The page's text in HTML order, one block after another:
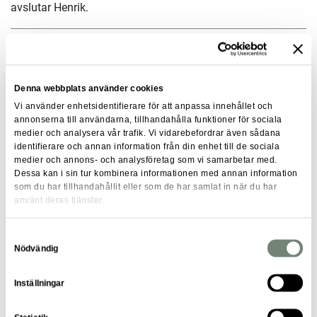
Denna webbplats använder cookies
Vi använder enhetsidentifierare för att anpassa innehållet och
annonserna till användarna, tillhandahålla funktioner för sociala
medier och analysera vår trafik. Vi vidarebefordrar även sådana
identifierare och annan information från din enhet till de sociala
medier och annons- och analysföretag som vi samarbetar med.
Dessa kan i sin tur kombinera informationen med annan information
som du har tillhandahållit eller som de har samlat in när du har
använt deras tjänster.
Nödvändig
Inställningar
avslutar Henrik.
Om Fastighets AB Stockholmia
Stockholmia är ett familjeägt förvaltningsbolag. Familjen
har bedrivit förvaltning av fastigheter i Stockholm sedan
1920-talet, från 1963 samlat under namnet
Fastighetsaktiebolaget Stockholmia.
Stockholmia vänder sig framförallt till privata intressenter
och förvaltar idag cirka 160 000 kvadratmeter bostäder och
från Sundbyberg i norr till Hägersten i söder och omfattar
både kommersiella fastigheter och bostadsfastigheter,
inom och utanför tullarna. De förvaltar allt från små
fastigheter med ett fåtal lägenheter till stora byggnader
över 10 000 kvadratmeter, inklusive både historiska,